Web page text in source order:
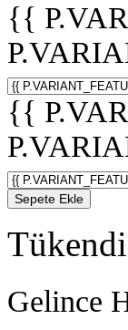
{{
{{
Sepete Ekle
Tükendi
Gelince